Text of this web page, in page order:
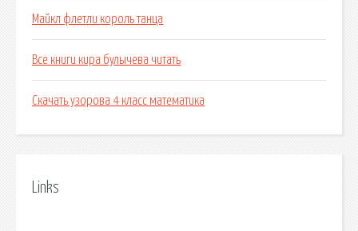
Майкл флетли король танца
Все книги кира булычева читать
Скачать узорова 4 класс математика
Links